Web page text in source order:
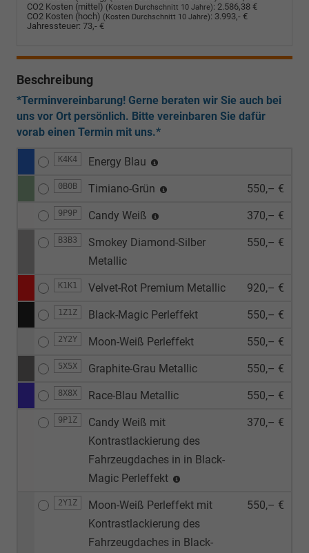
CO2 Kosten (mittel) (Kosten Durchschnitt 10 Jahre): 2.586,38 €
CO2 Kosten (hoch) (Kosten Durchschnitt 10 Jahre): 3.993,- €
Jahressteuer: 73,- €
Beschreibung
*Terminvereinbarung! Gerne beraten wir Sie auch bei
uns vor Ort persönlich. Bitte vereinbaren Sie dafür
vorab einen Termin mit uns.*
K4K4 Energy Blau
0B0B Timiano-Grün 550,– €
9P9P Candy Weiß 370,– €
B3B3
Smokey Diamond-Silber
Metallic
550,– €
K1K1 Velvet-Rot Premium Metallic 920,– €
1Z1Z Black-Magic Perleffekt 550,– €
2Y2Y Moon-Weiß Perleffekt 550,– €
5X5X Graphite-Grau Metallic 550,– €
8X8X Race-Blau Metallic 550,– €
9P1Z
Candy Weiß mit
Kontrastlackierung des
Fahrzeugdaches in in Black-
Magic Perleffekt
370,– €
2Y1Z
Moon-Weiß Perleffekt mit
Kontrastlackierung des
Fahrzeugdaches in Black-
550,– €